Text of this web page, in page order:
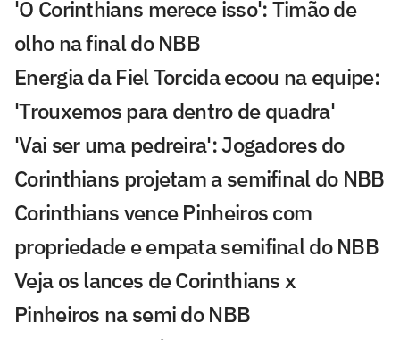
'O Corinthians merece isso': Timão de
olho na final do NBB
Energia da Fiel Torcida ecoou na equipe:
'Trouxemos para dentro de quadra'
'Vai ser uma pedreira': Jogadores do
Corinthians projetam a semifinal do NBB
Corinthians vence Pinheiros com
propriedade e empata semifinal do NBB
Veja os lances de Corinthians x
Pinheiros na semi do NBB